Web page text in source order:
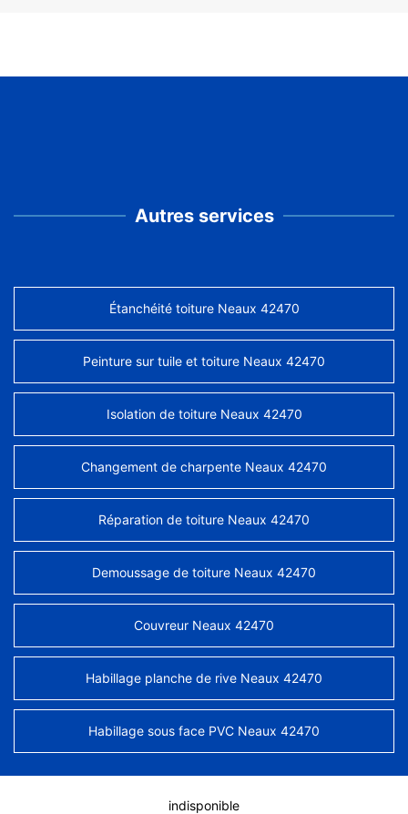
Autres services
Étanchéité toiture Neaux 42470
Peinture sur tuile et toiture Neaux 42470
Isolation de toiture Neaux 42470
Changement de charpente Neaux 42470
Réparation de toiture Neaux 42470
Demoussage de toiture Neaux 42470
Couvreur Neaux 42470
Habillage planche de rive Neaux 42470
Habillage sous face PVC Neaux 42470
indisponible